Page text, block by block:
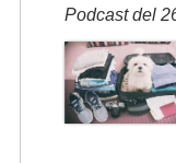
Podcast del